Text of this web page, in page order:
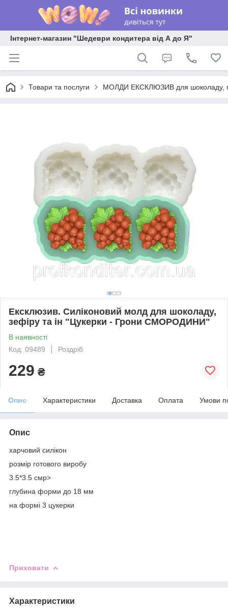
Інтернет-магазин "Шедеври кондитера від А до Я"
Товари та послуги МОЛДИ ЕКСКЛЮЗИВ для шоколаду,
Ексклюзив. Силіконовий молд для шоколаду,
зефіру та ін "Цукерки - Грони СМОРОДИНИ"
В наявності
Код: 09489
Роздріб
229 ₴
Опис Характеристики Доставка Оплата Умови
Опис
харчовий силікон
розмір готового виробу
3.5*3.5 смp>
глубина форми до 18 мм
на формі 3 цукерки
Приховати
Характеристики